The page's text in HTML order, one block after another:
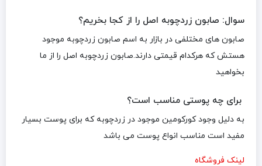
سوال: صابون زردچوبه اصل را از کجا بخریم؟
صابون های مختلفی در بازار به اسم صابون زردچوبه موجود
هستش که هرکدام قیمتی دارند.صابون زردچوبه اصل را از ما
بخواهید
برای چه پوستی مناسب است؟
به دلیل وجود کورکومین موجود در زردچوبه که برای پوست بسیار
مفید است مناسب انواع پوست می باشد
لینک فروشگاه